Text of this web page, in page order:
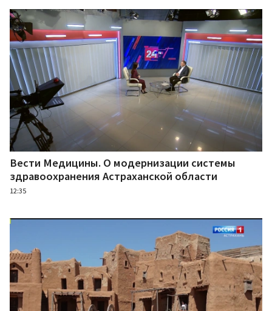
Вести Медицины. О модернизации системы
здравоохранения Астраханской области
12:35